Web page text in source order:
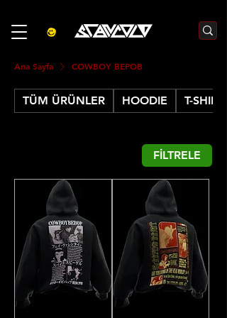
Ana Sayfa COWBOY BEPOB
TÜM ÜRÜNLER HOODIE T-SHIRT
FİLTRELE